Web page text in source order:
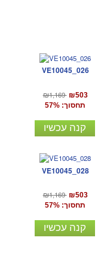
VE10045_026
₪1,169 ₪503
תחסוך: 57%
קנה עכשיו
VE10045_028
₪1,169 ₪503
תחסוך: 57%
קנה עכשיו